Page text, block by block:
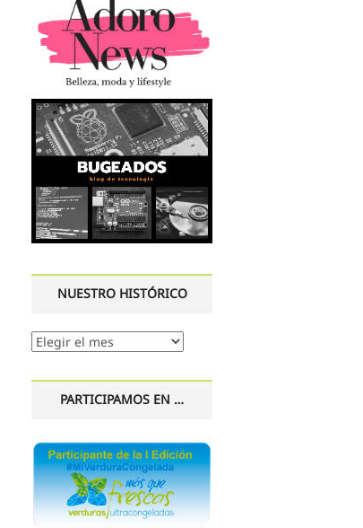
NUESTRO HISTÓRICO
Nuestro
PARTICIPAMOS EN …